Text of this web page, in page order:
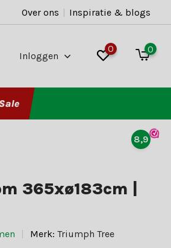
Over ons | Inspiratie & blogs
Inloggen
0 0
8,9
365xø183cm |
Merk:Triumph Tree